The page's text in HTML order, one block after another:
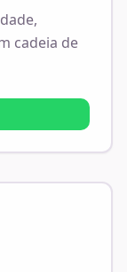
cadeia de